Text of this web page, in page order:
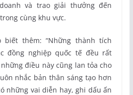
và trao giải thưởng đến
cùng khu vực.
biết thêm: “Những thành tích
đồng nghiệp quốc tế đều rất
điều này cũng lan tỏa cho
nhắc bản thân sáng tạo hơn
những vai diễn hay, ghi dấu ấn